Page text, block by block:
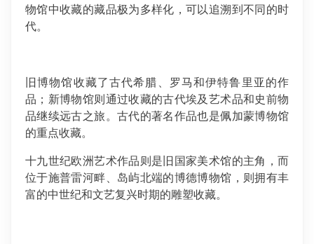
物馆中收藏的藏品极为多样化，可以追溯到不同的时
代。
旧博物馆收藏了古代希腊、罗马和伊特鲁里亚的作
品；新博物馆则通过收藏的古代埃及艺术品和史前物
品继续远古之旅。古代的著名作品也是佩加蒙博物馆
的重点收藏。
十九世纪欧洲艺术作品则是旧国家美术馆的主角，而
位于施普雷河畔、岛屿北端的博德博物馆，则拥有丰
富的中世纪和文艺复兴时期的雕塑收藏。